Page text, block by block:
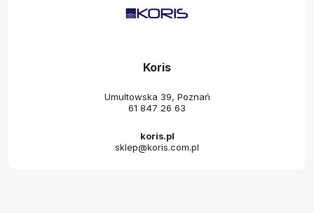
Koris
Umultowska 39, Poznań
61 847 26 63
koris.pl
sklep@koris.com.pl